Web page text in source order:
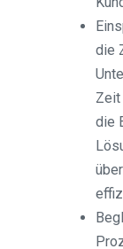
die
Zeit
die